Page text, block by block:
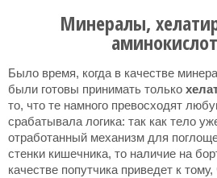
Минералы,
Было время, когда в качестве
были готовы принимать только
то, что те намного превосходят
срабатывала логика: так как тело
отработанный механизм для
стенки кишечника, то наличие на
качестве попутчика приведет к